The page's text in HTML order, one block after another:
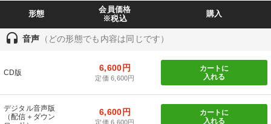
キーワード
井上和弘
※「更新」を押すと「テーマ」「キーワード」を更新いただけます。
形態
会員価格
※税込
購入
headset 音声 （どの形態でも内容は同じです）
CD版 6,600円
定価 6,600円
カートに
入れる
デジタル音声版
（配信＋ダウン
6,600円
定価 6,600円
カートに
入れる